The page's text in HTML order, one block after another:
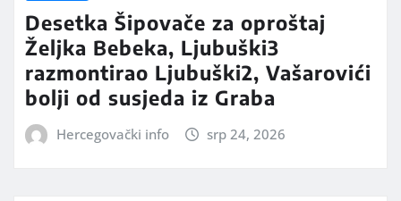
Desetka Šipovače za oproštaj
Željka Bebeka, Ljubuški3
razmontirao Ljubuški2, Vašarovići
bolji od susjeda iz Graba
Hercegovački info srp 24, 2026